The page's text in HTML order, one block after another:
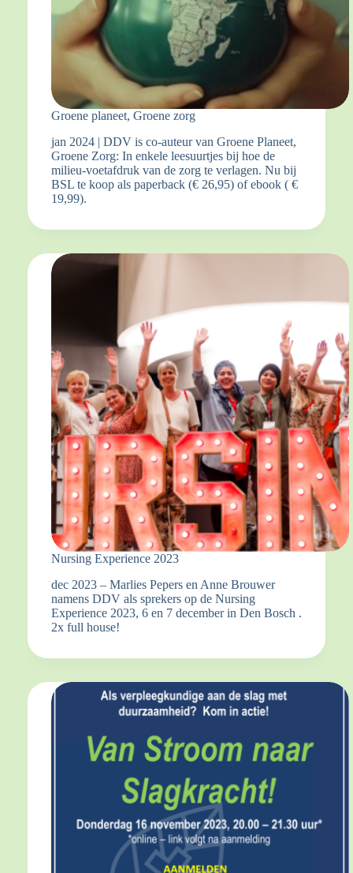
Groene planeet, Groene zorg
jan 2024 | DDV is co-auteur van Groene Planeet,
Groene Zorg: In enkele leesuurtjes bij hoe de
milieu-voetafdruk van de zorg te verlagen. Nu bij
BSL te koop als paperback (€ 26,95) of ebook ( €
19,99).
Nursing Experience 2023
dec 2023 – Marlies Pepers en Anne Brouwer
namens DDV als sprekers op de Nursing
Experience 2023, 6 en 7 december in Den Bosch .
2x full house!